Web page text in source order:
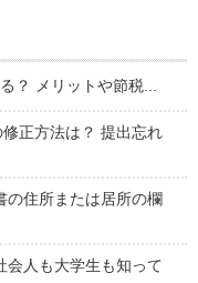
？ メリットや節税...
正方法は？ 提出忘れ
の住所または居所の欄
会人も大学生も知って